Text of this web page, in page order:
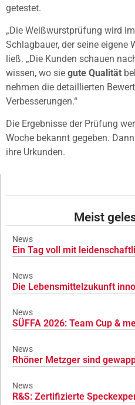
getestet.
„Die Weißwurstprüfung wird
Schlagbauer, der seine eigene
ließ. „Die Kunden schauen
wissen, wo sie gute Qualität
nehmen die detaillierten
Verbesserungen.“
Die Ergebnisse der Prüfung
Woche bekannt gegeben.
ihre Urkunden.
Meist
News
Ein Tag voll mit
News
Die Lebensmittelzukunft
News
SÜFFA 2026: Team Cup &
News
Rhöner Metzger sind
News
R&S: Zertifizierte